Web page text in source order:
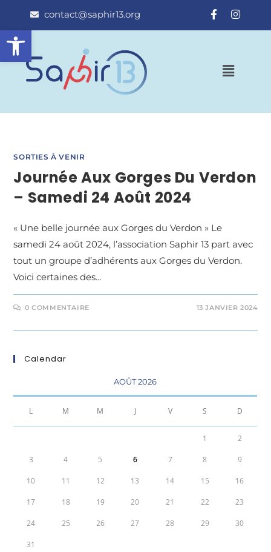
Ouvrir la barre d’outils
contact@saphir13.org
SORTIES À VENIR
Journée Aux Gorges Du Verdon
– Samedi 24 Août 2024
« Une belle journée aux Gorges du Verdon » Le
samedi 24 août 2024, l’association Saphir 13 part avec
tout un groupe d’adhérents aux Gorges du Verdon.
Voici certaines des…
0 COMMENTAIRE 13 JANVIER 2024
Calendar
AOÛT 2026
L M M J V S D
1 2
3 4 5 6 7 8 9
10 11 12 13 14 15 16
17 18 19 20 21 22 23
24 25 26 27 28 29 30
31